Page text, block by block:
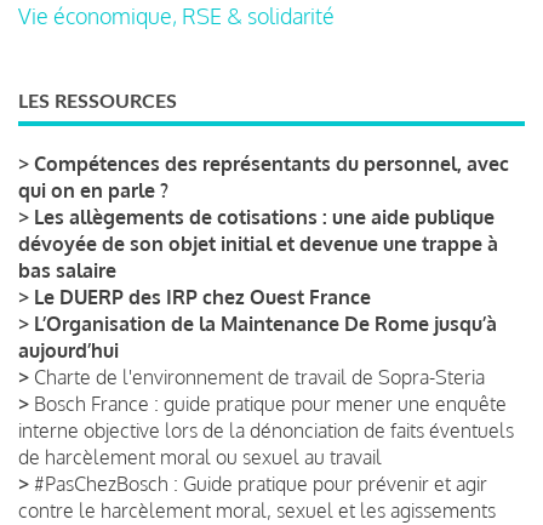
Vie économique, RSE & solidarité
LES RESSOURCES
> Compétences des représentants du personnel, avec
qui on en parle ?
> Les allègements de cotisations : une aide publique
dévoyée de son objet initial et devenue une trappe à
bas salaire
> Le DUERP des IRP chez Ouest France
> L’Organisation de la Maintenance De Rome jusqu’à
aujourd’hui
> Charte de l'environnement de travail de Sopra-Steria
> Bosch France : guide pratique pour mener une enquête
interne objective lors de la dénonciation de faits éventuels
de harcèlement moral ou sexuel au travail
> #PasChezBosch : Guide pratique pour prévenir et agir
contre le harcèlement moral, sexuel et les agissements